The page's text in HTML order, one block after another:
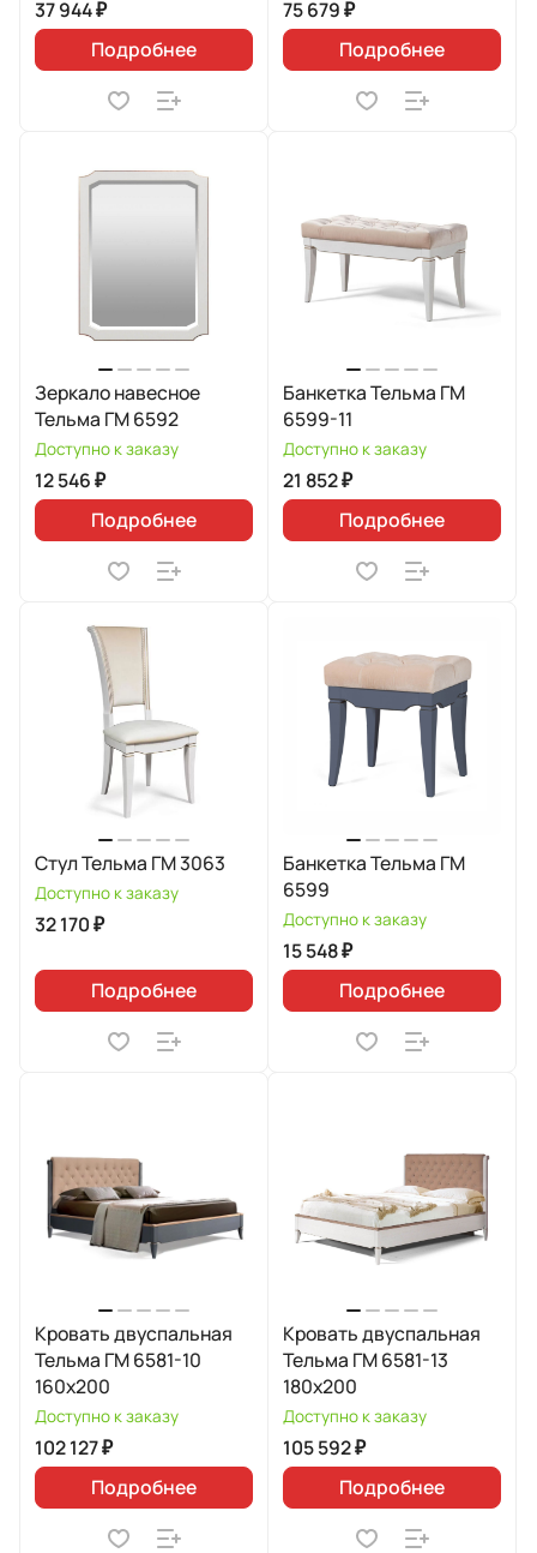
37 944 ₽
Подробнее
75 679 ₽
Подробнее
Зеркало навесное
Тельма ГМ 6592
Доступно к заказу
12 546 ₽
Подробнее
Банкетка Тельма ГМ
6599-11
Доступно к заказу
21 852 ₽
Подробнее
Стул Тельма ГМ 3063
Доступно к заказу
32 170 ₽
Подробнее
Банкетка Тельма ГМ
6599
Доступно к заказу
15 548 ₽
Подробнее
Кровать двуспальная
Тельма ГМ 6581-10
160х200
Доступно к заказу
102 127 ₽
Подробнее
Кровать двуспальная
Тельма ГМ 6581-13
180х200
Доступно к заказу
105 592 ₽
Подробнее